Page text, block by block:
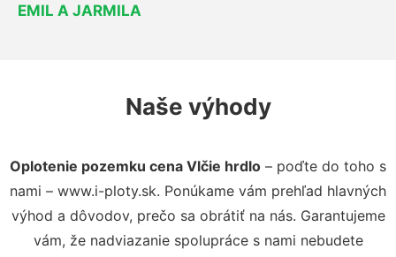
EMIL A JARMILA
Naše výhody
Oplotenie pozemku cena Vlčie hrdlo – poďte do toho s
nami – www.i-ploty.sk. Ponúkame vám prehľad hlavných
výhod a dôvodov, prečo sa obrátiť na nás. Garantujeme
vám, že nadviazanie spolupráce s nami nebudete